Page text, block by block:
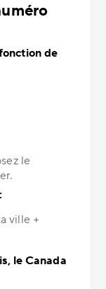
de
le
ville +
le Canada